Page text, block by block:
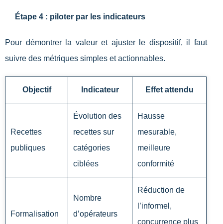
Étape 4 : piloter par les indicateurs
Pour démontrer la valeur et ajuster le dispositif, il faut
suivre des métriques simples et actionnables.
Objectif Indicateur Effet attendu
Recettes
publiques
Évolution des
recettes sur
catégories
ciblées
Hausse
mesurable,
meilleure
conformité
Formalisation
Nombre
d’opérateurs
Réduction de
l’informel,
concurrence plus